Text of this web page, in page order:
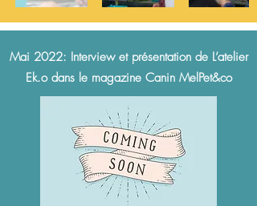
Mai 2022: Interview et présentation de L’atelier
Ek.o dans le magazine Canin MelPet&co